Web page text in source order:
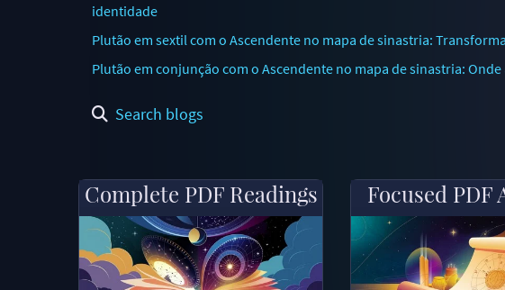
identidade
Plutão em sextil com o Ascendente no mapa de sinastria:
Plutão em conjunção com o Ascendente no mapa de sinastria:
Search blogs
Complete PDF Readings Focused PDF